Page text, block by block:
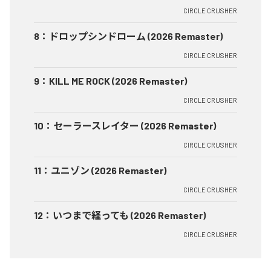
CIRCLE CRUSHER
8 ： ドロップシンドローム (2026 Remaster)
CIRCLE CRUSHER
9 ： KILL ME ROCK (2026 Remaster)
CIRCLE CRUSHER
10 ： セーラースレイター (2026 Remaster)
CIRCLE CRUSHER
11 ： ユニゾン (2026 Remaster)
CIRCLE CRUSHER
12 ： いつまで経っても (2026 Remaster)
CIRCLE CRUSHER